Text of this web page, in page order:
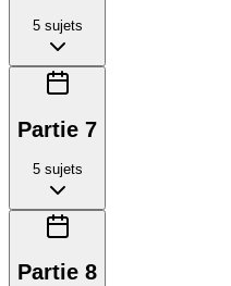
5sujets
Partie 7
5sujets
Partie 8